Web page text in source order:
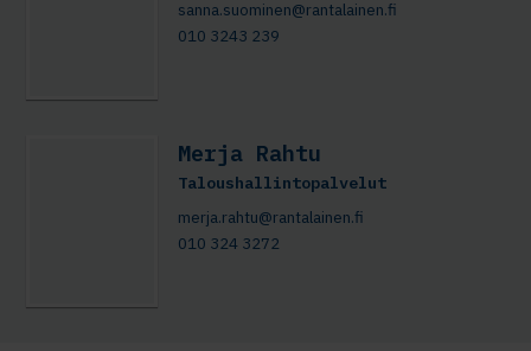
sanna.suominen@rantalainen.fi
010 3243 239
Merja Rahtu
Taloushallintopalvelut
merja.rahtu@rantalainen.fi
010 324 3272